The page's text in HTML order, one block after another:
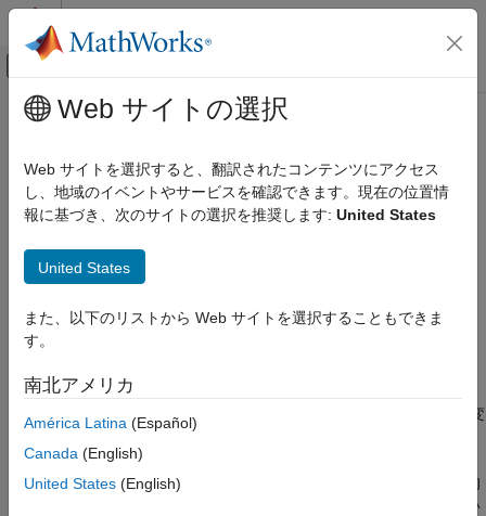
コンテンツへスキップ
オフキャンバス ナビゲーション メ
ドキュメンテーションのホーム
Simulink 環境の基礎
ブロック ライブラリ
Simulink
モデル アーキテクチャの設計
合成インターフェイス
Simulink
モデル化
メインコンテンツ
Bus to Vector
バーチャル バスをベクトルに変換
Simulink / Signal Attributes
説明
Bus to Vectorブロックはバーチャル バスをベクトルに変換しま
す。
Bus to Vector
ブロックは、バスからベクトルへの暗黙的な変
換を明示的な変換に置き換える場合にのみ使用します。
バスを受け入れないブロックにおいて、バスがベクトルに暗黙的
に変換されることがあります。バスがベクトルとして扱われてい
Web サイトの選択
Web サイトを選択すると、翻訳されたコンテンツにアクセス
し、地域のイベントやサービスを確認できます。現在の位置情
報に基づき、次のサイトの選択を推奨します: United States
United States
また、以下のリストから Web サイトを選択することもできま
す。
南北アメリカ
América Latina (Español)
Canada (English)
United States (English)